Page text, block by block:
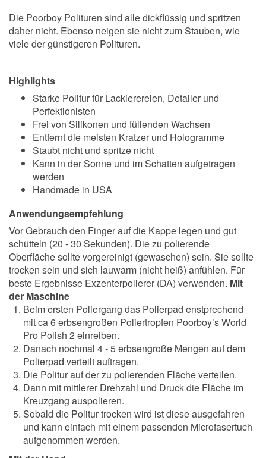
Die Poorboy Polituren sind alle dickflüssig und spritzen
daher nicht. Ebenso neigen sie nicht zum Stauben, wie
viele der günstigeren Polituren.
Highlights
Starke Politur für Lackierereien, Detailer und
Perfektionisten
Frei von Silikonen und füllenden Wachsen
Entfernt die meisten Kratzer und Hologramme
Staubt nicht und spritze nicht
Kann in der Sonne und im Schatten aufgetragen
werden
Handmade in USA
Anwendungsempfehlung
Vor Gebrauch den Finger auf die Kappe legen und gut
schütteln (20 - 30 Sekunden). Die zu polierende
Oberfläche sollte vorgereinigt (gewaschen) sein. Sie sollte
trocken sein und sich lauwarm (nicht heiß) anfühlen. Für
beste Ergebnisse Exzenterpolierer (DA) verwenden. Mit
der Maschine
Beim ersten Poliergang das Polierpad enstprechend
mit ca 6 erbsengroßen Poliertropfen Poorboy’s World
Pro Polish 2 einreiben.
Danach nochmal 4 - 5 erbsengroße Mengen auf dem
Polierpad verteilt auftragen.
Die Politur auf der zu polierenden Fläche verteilen.
Dann mit mittlerer Drehzahl und Druck die Fläche im
Kreuzgang auspolieren.
Sobald die Politur trocken wird ist diese ausgefahren
und kann einfach mit einem passenden Microfasertuch
aufgenommen werden.